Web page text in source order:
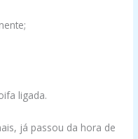
ligada.
já passou da hora de